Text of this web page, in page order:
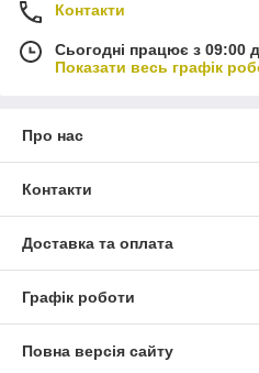
Контакти
Сьогодні працює з 09:00
Показати весь графік
Про нас
Контакти
Доставка та оплата
Графік роботи
Повна версія сайту